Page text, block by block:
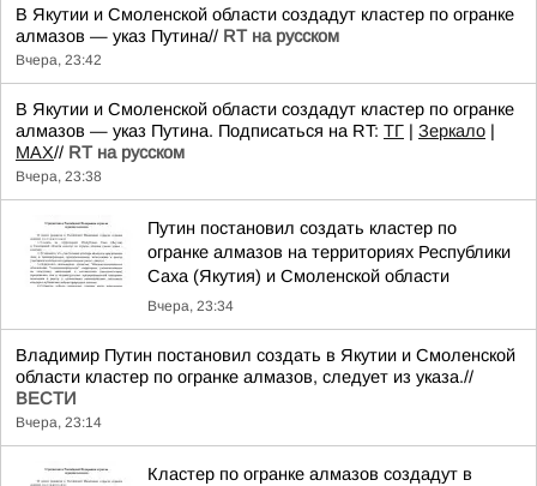
В Якутии и Смоленской области создадут кластер по огранке
алмазов — указ Путина// RT на русском
Вчера, 23:42
В Якутии и Смоленской области создадут кластер по огранке
алмазов — указ Путина. Подписаться на RT: ТГ | Зеркало |
MAX// RT на русском
Вчера, 23:38
Путин постановил создать кластер по
огранке алмазов на территориях Республики
Саха (Якутия) и Смоленской области
Вчера, 23:34
Владимир Путин постановил создать в Якутии и Смоленской
области кластер по огранке алмазов, следует из указа.//
ВЕСТИ
Вчера, 23:14
Кластер по огранке алмазов создадут в